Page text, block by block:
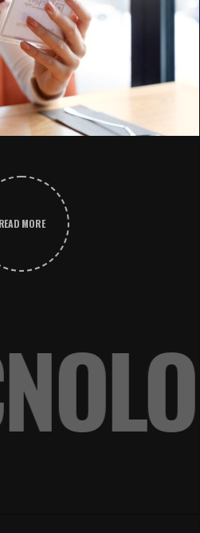
READ MORE